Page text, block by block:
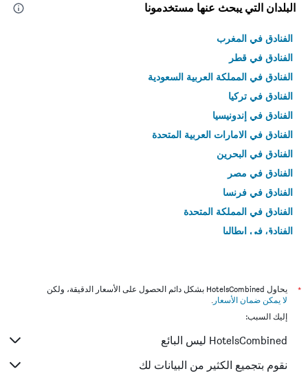
البلدان التي يبحث عنها مستخدمونا
الفنادق في المغرب
الفنادق في قطر
الفنادق في المملكة العربية السعودية
الفنادق في تركيا
الفنادق في إندونيسيا
الفنادق في الامارات العربية المتحدة
الفنادق في البحرين
الفنادق في مصر
الفنادق في فرنسا
الفنادق في المملكة المتحدة
الفنادق في إيطاليا
*
يحاول HotelsCombined بشكل دائم الحصول على الأسعار الدقيقة، ولكن
لا يمكن ضمان الأسعار .
إليك السبب:
HotelsCombined ليس البائع
نقوم بتجميع الكثير من البيانات لك